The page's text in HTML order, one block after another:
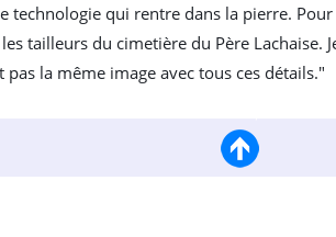
technologie qui rentre dans la pierre. Pour
tailleurs du cimetière du Père Lachaise.
la même image avec tous ces détails."